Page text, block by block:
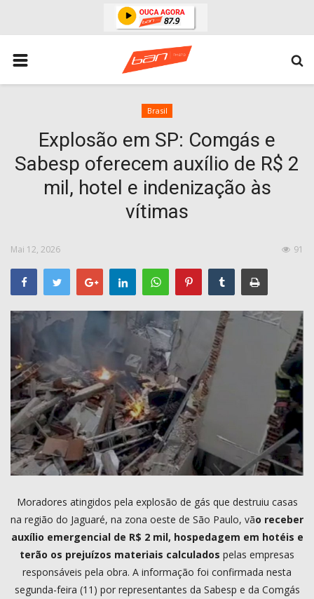
HOME
ESPORTES
POLITICA
ESPERANÇA PB
PARAIBA
MUNDO
BRASIL
COMO ANUNCIAR
PROGRAMAÇÃO
QUEM SOMOS
MUSICA
Brasil
Explosão em SP: Comgás e
Sabesp oferecem auxílio de R$ 2
mil, hotel e indenização às
vítimas
Mai 12, 2026 91
Moradores atingidos pela explosão de gás que destruiu casas
na região do Jaguaré, na zona oeste de São Paulo, vão receber
auxílio emergencial de R$ 2 mil, hospedagem em hotéis e
terão os prejuízos materiais calculados pelas empresas
responsáveis pela obra. A informação foi confirmada nesta
segunda-feira (11) por representantes da Sabesp e da Comgás